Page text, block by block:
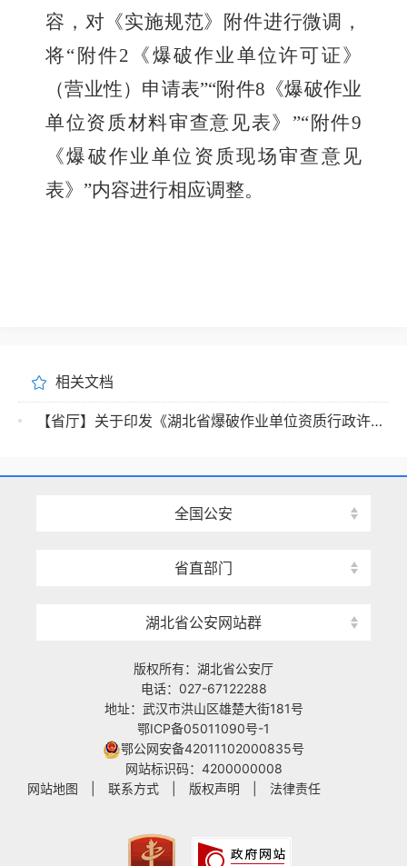
容，对《实施规范》附件进行微调，
将“ 附件2 《爆破作业单位许可证》
（营业性）申请表”“附件8 《爆破作业
单位资质材料审查意见表》 ”“附件9
《爆破作业单位资质现场审查意见
表》 ”内容进行相应调整。
相关文档
【省厅】关于印发《湖北省爆破作业单位资质行政许可实施规范》的通知
全国公安
省直部门
湖北省公安网站群
版权所有：湖北省公安厅
电话：027-67122288
地址：武汉市洪山区雄楚大街181号
鄂ICP备05011090号-1
鄂公网安备42011102000835号
网站标识码：4200000008
网站地图
联系方式 版权声明 法律责任